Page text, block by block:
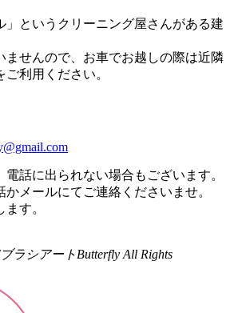
というクリーニング屋さんがある建
せんので、お車でお越しの際は近隣
利用ください。
話に出られない場合もございます。
メールにてご連絡くださいませ。
す。
ラシアートButterfly All Rights